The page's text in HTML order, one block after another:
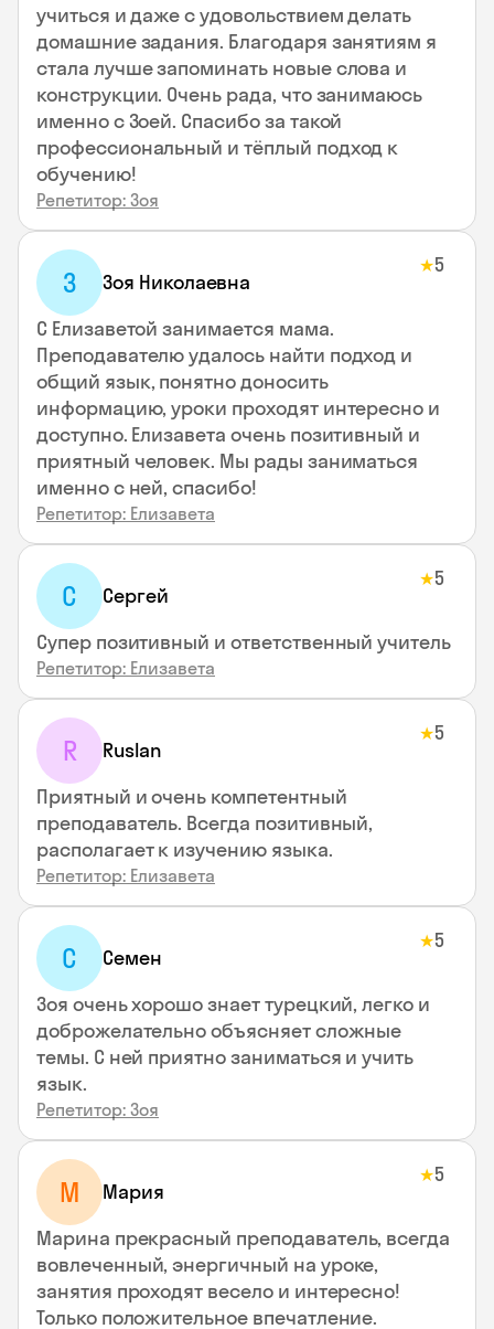
учиться и даже с удовольствием делать
домашние задания. Благодаря занятиям я
стала лучше запоминать новые слова и
конструкции. Очень рада, что занимаюсь
именно с Зоей. Спасибо за такой
профессиональный и тёплый подход к
обучению!
Репетитор: Зоя
З Зоя Николаевна
★5
С Елизаветой занимается мама.
Преподавателю удалось найти подход и
общий язык, понятно доносить
информацию, уроки проходят интересно и
доступно. Елизавета очень позитивный и
приятный человек. Мы рады заниматься
именно с ней, спасибо!
Репетитор: Елизавета
С Сергей
★5
Супер позитивный и ответственный учитель
Репетитор: Елизавета
R Ruslan
★5
Приятный и очень компетентный
преподаватель. Всегда позитивный,
располагает к изучению языка.
Репетитор: Елизавета
С Семен
★5
Зоя очень хорошо знает турецкий, легко и
доброжелательно объясняет сложные
темы. С ней приятно заниматься и учить
язык.
Репетитор: Зоя
М Мария
★5
Марина прекрасный преподаватель, всегда
вовлеченный, энергичный на уроке,
занятия проходят весело и интересно!
Только положительное впечатление.